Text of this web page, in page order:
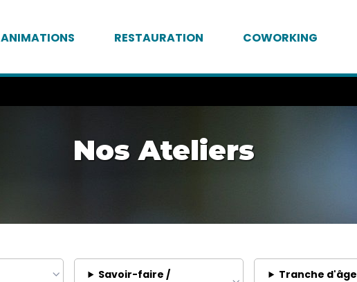
ANIMATIONS RESTAURATION COWORKING
Nos Ateliers
Savoir-faire / Tranche d'âge